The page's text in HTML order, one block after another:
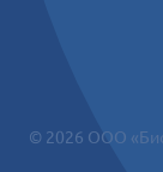
© 2026 ООО